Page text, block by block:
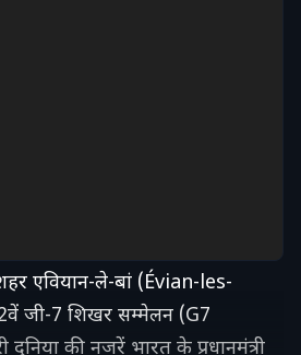
एवियान-ले-बां (Évian-les-
जी-7 शिखर सम्मेलन (G7
की नजरें भारत के प्रधानमंत्री